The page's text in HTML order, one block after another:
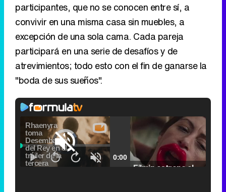
participantes, que no se conocen entre sí, a
convivir en una misma casa sin muebles, a
excepción de una sola cama. Cada pareja
participará en una serie de desafíos y de
atrevimientos; todo esto con el fin de ganarse la
"boda de sus sueños".
Video
Player
is
loading.
Pause
Seek
back
Seek
Unmute Current
0:00 / Duration
2:24
Loaded:
0.00%
Remaining
2:24
Picture-
in-